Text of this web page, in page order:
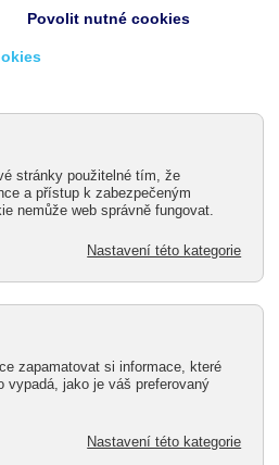
bez kotvení v obvodovém
kotvení do
vlivům
pro vaše vozidlo